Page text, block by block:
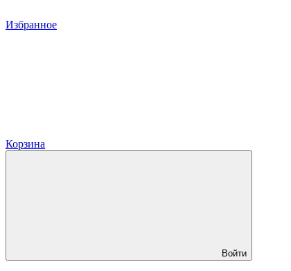
Избранное
Корзина
Войти